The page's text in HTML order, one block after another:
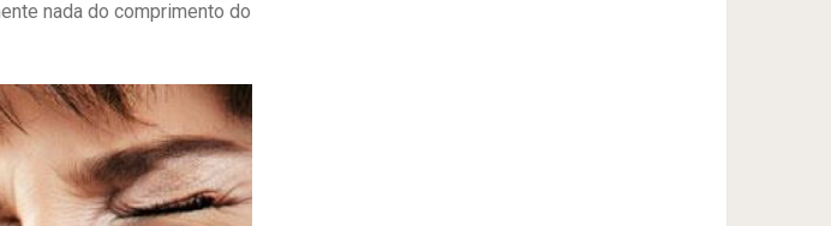
nada do comprimento do